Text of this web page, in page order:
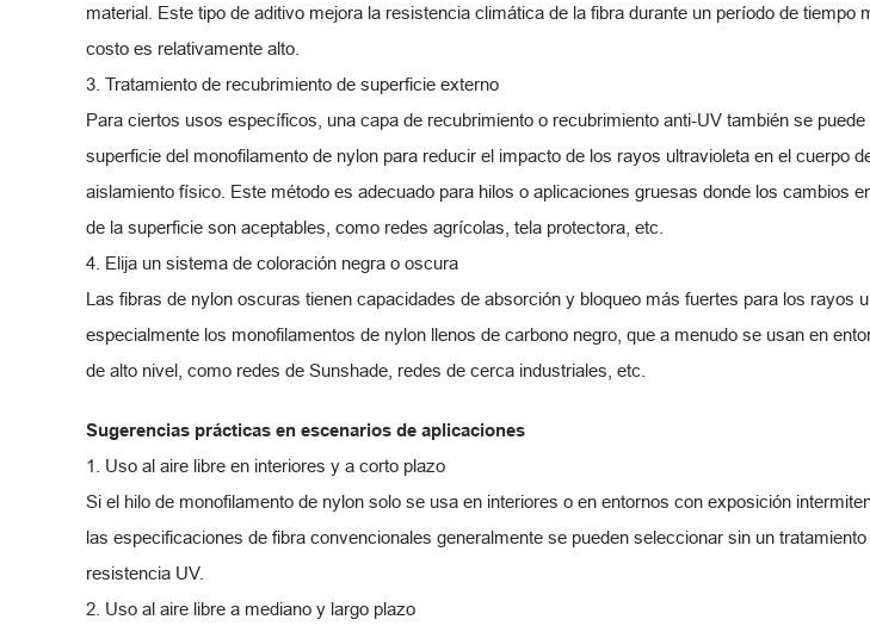
material. Este tipo de aditivo mejora la resistencia climática de la fibra durante un período de tiempo
costo es relativamente alto.
3. Tratamiento de recubrimiento de superficie externo
Para ciertos usos específicos, una capa de recubrimiento o recubrimiento anti-UV también se puede
superficie del monofilamento de nylon para reducir el impacto de los rayos ultravioleta en el cuerpo
aislamiento físico. Este método es adecuado para hilos o aplicaciones gruesas donde los cambios
de la superficie son aceptables, como redes agrícolas, tela protectora, etc.
4. Elija un sistema de coloración negra o oscura
Las fibras de nylon oscuras tienen capacidades de absorción y bloqueo más fuertes para los rayos
especialmente los monofilamentos de nylon llenos de carbono negro, que a menudo se usan en
de alto nivel, como redes de Sunshade, redes de cerca industriales, etc.
Sugerencias prácticas en escenarios de aplicaciones
1. Uso al aire libre en interiores y a corto plazo
Si el hilo de monofilamento de nylon solo se usa en interiores o en entornos con exposición
las especificaciones de fibra convencionales generalmente se pueden seleccionar sin un
resistencia UV.
2. Uso al aire libre a mediano y largo plazo